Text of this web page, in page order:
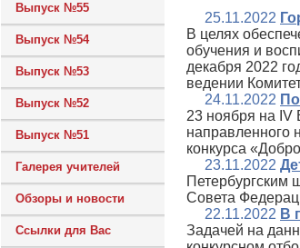
Выпуск №55
Выпуск №54
Выпуск №53
Выпуск №52
Выпуск №51
Галерея учителей
Обзоры и новости
Ссылки для Вас
25.11.2022
В целях
обучения и
декабря 2022
ведении
24.11.2022
23 ноября на IV
направленного
конкурса
23.11.2022
Петербургским
Совета
22.11.2022 В
Задачей на